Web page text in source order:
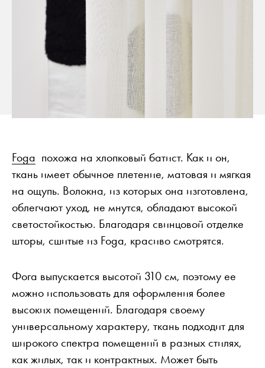
Рабочий стол подрядчика
Foga похожа на хлопковый батист. Как и он,
ткань имеет обычное плетение, матовая и мягкая
на ощупь. Волокна, из которых она изготовлена,
облегчают уход, не мнутся, обладают высокой
светостойкостью. Благодаря свинцовой отделке
шторы, сшитые из Foga, красиво смотрятся.
Фога выпускается высотой 310 см, поэтому ее
можно использовать для оформления более
высоких помещений. Благодаря своему
универсальному характеру, ткань подходит для
широкого спектра помещений в разных стилях,
как жилых, так и контрактных. Может быть